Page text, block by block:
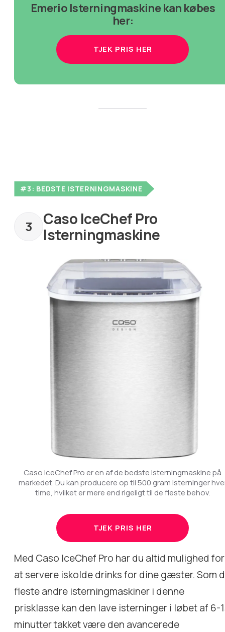
Emerio Isterningmaskine kan købes
her:
TJEK PRIS HER
#3: BEDSTE ISTERNINGMASKINE
Caso IceChef Pro
Isterningmaskine
Caso IceChef Pro er en af de bedste Isterningmaskine på
markedet. Du kan producere op til 500 gram isterninger
time, hvilket er mere end rigeligt til de fleste behov.
TJEK PRIS HER
Med Caso IceChef Pro har du altid mulighed for
at servere iskolde drinks for dine gæster. Som
fleste andre isterningmaskiner i denne
prisklasse kan den lave isterninger i løbet af 6-
minutter takket være den avancerede